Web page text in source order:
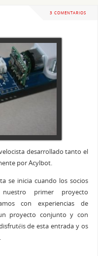
3 COMENTARIOS
desarrollado tanto el
por Acylbot.
se inicia cuando los socios
primer proyecto
con experiencias de
proyecto conjunto y con
de esta entrada y os